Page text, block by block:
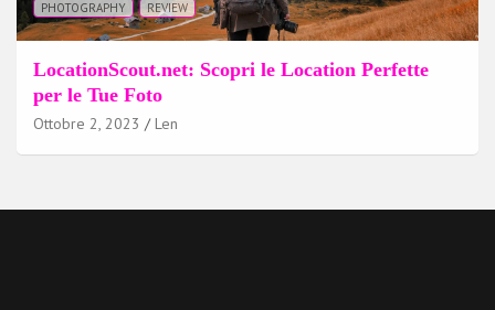
PHOTOGRAPHY REVIEW
LocationScout.net: Scopri le Location Perfette
per le Tue Foto
Ottobre 2, 2023 Len